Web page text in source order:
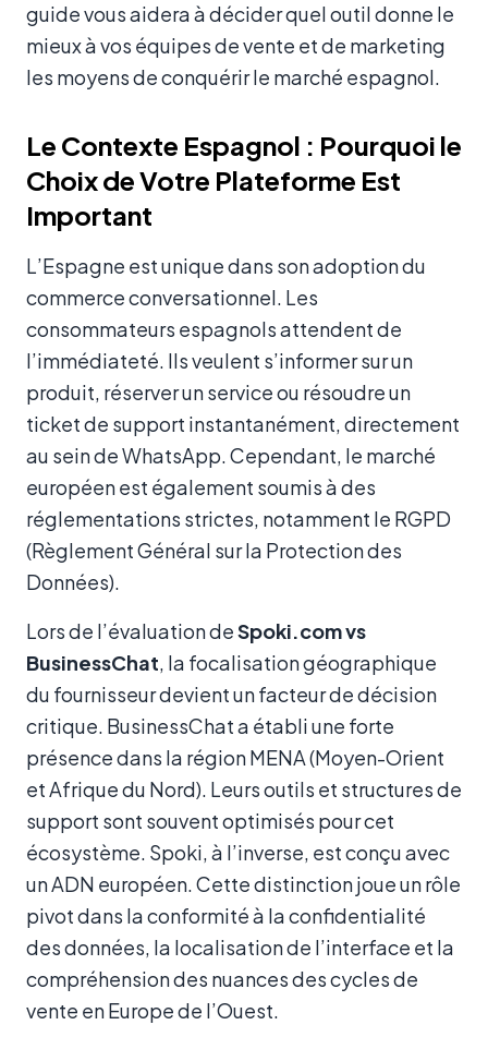
guide vous aidera à décider quel outil donne le
mieux à vos équipes de vente et de marketing
les moyens de conquérir le marché espagnol.
Le Contexte Espagnol : Pourquoi le
Choix de Votre Plateforme Est
Important
L’Espagne est unique dans son adoption du
commerce conversationnel. Les
consommateurs espagnols attendent de
l’immédiateté. Ils veulent s’informer sur un
produit, réserver un service ou résoudre un
ticket de support instantanément, directement
au sein de WhatsApp. Cependant, le marché
européen est également soumis à des
réglementations strictes, notamment le RGPD
(Règlement Général sur la Protection des
Données).
Lors de l’évaluation deSpoki.com vs
BusinessChat, la focalisation géographique
du fournisseur devient un facteur de décision
critique. BusinessChat a établi une forte
présence dans la région MENA (Moyen-Orient
et Afrique du Nord). Leurs outils et structures de
support sont souvent optimisés pour cet
écosystème. Spoki, à l’inverse, est conçu avec
un ADN européen. Cette distinction joue un rôle
pivot dans la conformité à la confidentialité
des données, la localisation de l’interface et la
compréhension des nuances des cycles de
vente en Europe de l’Ouest.